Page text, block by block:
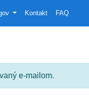
Kontakt FAQ
e-mailom.